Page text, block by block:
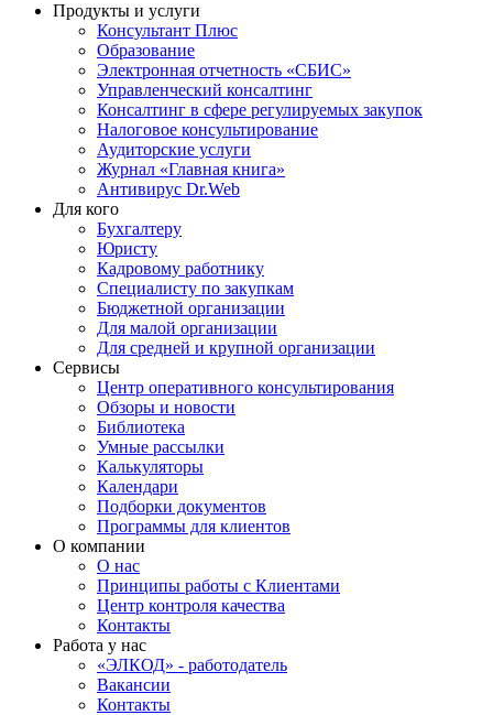
Продукты и услуги
Консультант Плюс
Образование
Электронная отчетность «СБИС»
Управленческий консалтинг
Консалтинг в сфере регулируемых закупок
Налоговое консультирование
Аудиторские услуги
Журнал «Главная книга»
Антивирус Dr.Web
Для кого
Бухгалтеру
Юристу
Кадровому работнику
Специалисту по закупкам
Бюджетной организации
Для малой организации
Для средней и крупной организации
Сервисы
Центр оперативного консультирования
Обзоры и новости
Библиотека
Умные рассылки
Калькуляторы
Календари
Подборки документов
Программы для клиентов
О компании
О нас
Принципы работы с Клиентами
Центр контроля качества
Контакты
Работа у нас
«ЭЛКОД» - работодатель
Вакансии
Контакты